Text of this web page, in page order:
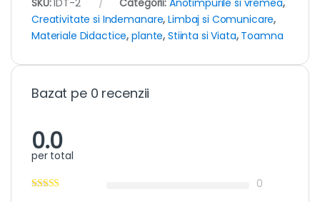
SKU:IDT-2 Categorii: Anotimpurile si vremea,
Creativitate si Indemanare,Limbaj si Comunicare,
Materiale Didactice,plante, Stiinta si Viata, Toamna
Bazat pe 0 recenzii
0.0
per total
0